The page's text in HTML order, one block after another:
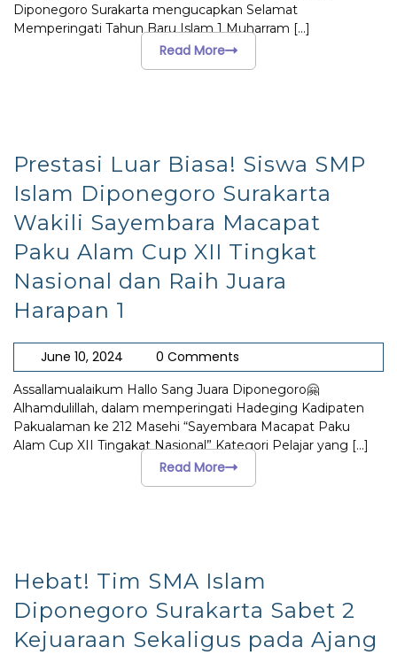
Diponegoro Surakarta mengucapkan Selamat
Memperingati Tahun Baru Islam 1 Muharram [...]
Read More
Prestasi Luar Biasa! Siswa SMP
Islam Diponegoro Surakarta
Wakili Sayembara Macapat
Paku Alam Cup XII Tingkat
Nasional dan Raih Juara
Harapan 1
June 10, 2024 0 Comments
Assallamualaikum Hallo Sang Juara Diponegoro🤗
Alhamdulillah, dalam memperingati Hadeging Kadipaten
Pakualaman ke 212 Masehi “Sayembara Macapat Paku
Alam Cup XII Tingakat Nasional” Kategori Pelajar yang [...]
Read More
Hebat! Tim SMA Islam
Diponegoro Surakarta Sabet 2
Kejuaraan Sekaligus pada Ajang